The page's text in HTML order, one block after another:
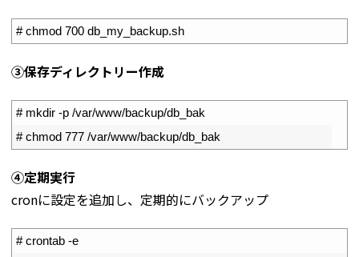
# chmod 700 db_my_backup.sh
➂保存ディレクトリー作成
# mkdir -p /var/www/backup/db_bak
# chmod 777 /var/www/backup/db_bak
④定期実行
cronに設定を追加し、定期的にバックアップ
# crontab -e